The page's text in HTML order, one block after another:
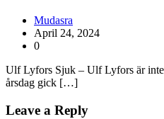
Mudasra
April 24, 2024
0
Ulf Lyfors Sjuk – Ulf Lyfors är inte
årsdag gick […]
Leave a Reply